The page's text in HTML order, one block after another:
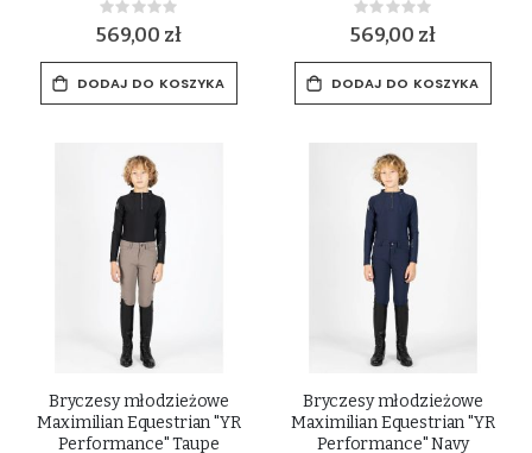
Rating:
0%
569,00 zł
DODAJ DO KOSZYKA
Rating:
0%
569,00 zł
DODAJ DO KOSZYKA
Bryczesy młodzieżowe
Maximilian Equestrian "YR
Performance" Taupe
Bryczesy młodzieżowe
Maximilian Equestrian "YR
Performance" Navy